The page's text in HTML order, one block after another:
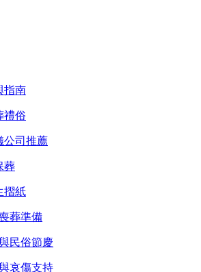
指南
禮俗
公司推薦
葬
摺紙
葬準備
民俗節慶
哀傷支持